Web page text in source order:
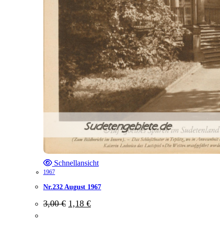
Schnellansicht
1967
Nr.232 August 1967
3,00€ Ursprünglicher
Preis
1,18 €Aktueller
Preis